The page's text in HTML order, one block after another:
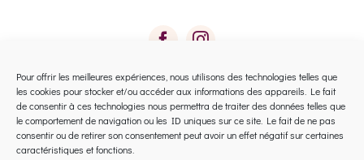
Pour offrir les meilleures expériences, nous utilisons des technologies telles que
les cookies pour stocker et/ou accéder aux informations des appareils. Le fait
de consentir à ces technologies nous permettra de traiter des données telles que
le comportement de navigation ou les ID uniques sur ce site. Le fait de ne pas
consentir ou de retirer son consentement peut avoir un effet négatif sur certaines
caractéristiques et fonctions.
Toggle
Navigation
Calendrier 2026 Avignon